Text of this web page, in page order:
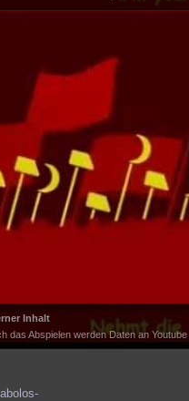
Inhalt
das Abspielen werden Daten an